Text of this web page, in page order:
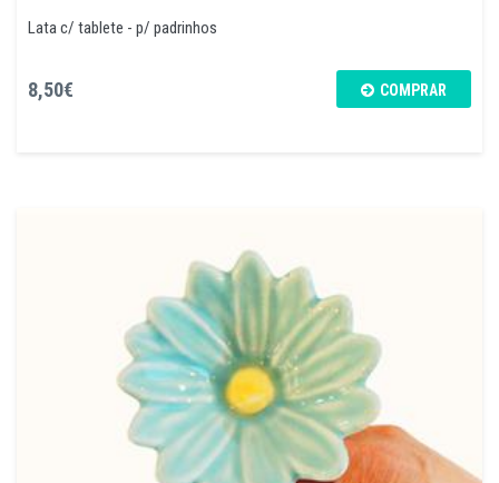
Lata c/ tablete - p/ padrinhos
8,50€ COMPRAR